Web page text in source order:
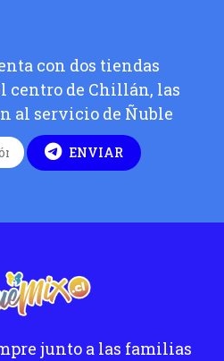
con dos tiendas
centro de Chillán, las
al servicio de Ñuble
ENVIAR
junto a las familias